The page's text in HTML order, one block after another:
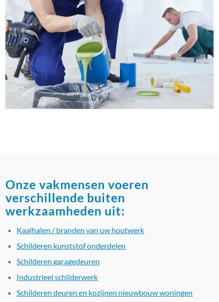
Onze vakmensen voeren
verschillende buiten
werkzaamheden uit:
Kaalhalen / branden van uw houtwerk
Schilderen kunststof onderdelen
Schilderen garagedeuren
Industrieel schilderwerk
Schilderen deuren en kozijnen nieuwbouw woningen